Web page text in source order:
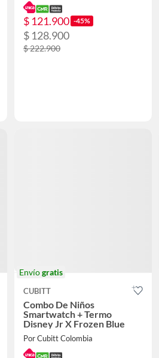
$ 121.900 -45%
$ 128.900
$ 222.900
Envíogratis
CUBITT
Combo De Niños
Smartwatch + Termo
Disney Jr X Frozen Blue
Por Cubitt Colombia